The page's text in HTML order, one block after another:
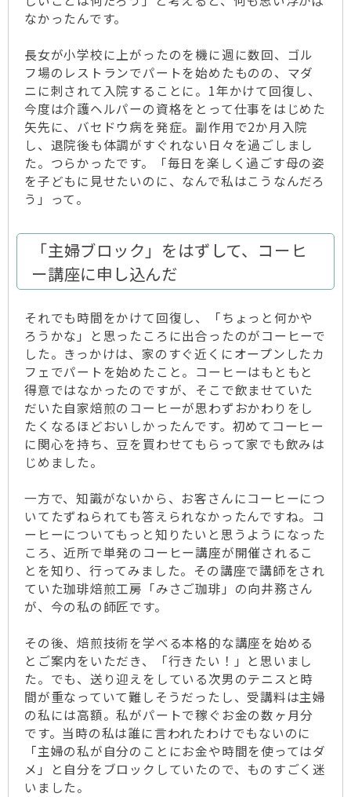
なかったんです。
長女が小学校に上がったのを機に週に数回、ゴル
フ場のレストランでパートを始めたものの、マダ
ニに刺されて入院することに。1年かけて回復し、
今度は介護ヘルパーの資格をとって仕事をはじめた
矢先に、バセドウ病を発症。副作用で2か月入院
し、退院後も体調がすぐれない日々を過ごしまし
た。つらかったです。「毎日を楽しく過ごす母の姿
を子どもに見せたいのに、なんで私はこうなんだろ
う」って。
「主婦ブロック」をはずして、コーヒ
ー講座に申し込んだ
それでも時間をかけて回復し、「ちょっと何かや
ろうかな」と思ったころに出合ったのがコーヒーで
した。きっかけは、家のすぐ近くにオープンしたカ
フェでパートを始めたこと。コーヒーはもともと
得意ではなかったのですが、そこで飲ませていた
だいた自家焙煎のコーヒーが思わずおかわりをし
たくなるほどおいしかったんです。初めてコーヒー
に関心を持ち、豆を買わせてもらって家でも飲みは
じめました。
一方で、知識がないから、お客さんにコーヒーにつ
いてたずねられても答えられなかったんですね。コ
ーヒーについてもっと知りたいと思うようになった
ころ、近所で単発のコーヒー講座が開催されるこ
とを知り、行ってみました。その講座で講師をされ
ていた珈琲焙煎工房「みさご珈琲」の向井務さん
が、今の私の師匠です。
その後、焙煎技術を学べる本格的な講座を始める
とご案内をいただき、「行きたい！」と思いまし
た。でも、送り迎えをしている次男のテニスと時
間が重なっていて難しそうだったし、受講料は主婦
の私には高額。私がパートで稼ぐお金の数ヶ月分
です。当時の私は誰に言われたわけでもないのに
「主婦の私が自分のことにお金や時間を使ってはダ
メ」と自分をブロックしていたので、ものすごく迷
いました。